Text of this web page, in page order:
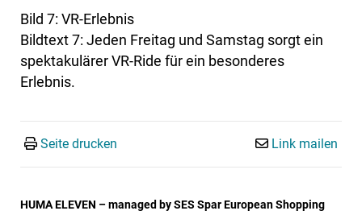
Bild 7: VR-Erlebnis
Bildtext 7: Jeden Freitag und Samstag sorgt ein
spektakulärer VR-Ride für ein besonderes
Erlebnis.
Seite drucken Link mailen
HUMA ELEVEN – managed by SES Spar European Shopping